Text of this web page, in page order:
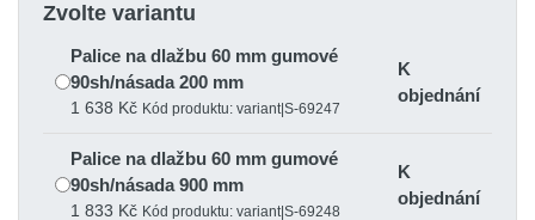
Zvolte variantu
Palice na dlažbu 60 mm gumové
90sh/násada 200 mm
1 638 Kč Kód produktu: variant|S-69247
K
objednání
Palice na dlažbu 60 mm gumové
90sh/násada 900 mm
1 833 Kč Kód produktu: variant|S-69248
K
objednání